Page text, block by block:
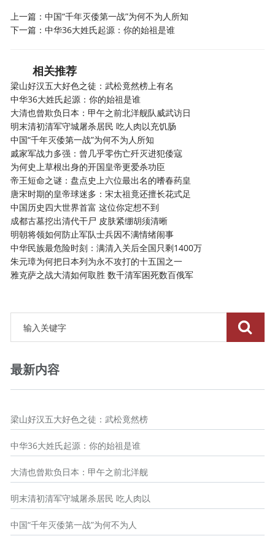
上一篇：中国“千年灭倭第一战”为何不为人所知
下一篇：中华36大姓氏起源：你的始祖是谁
相关推荐
梁山好汉五大好色之徒：武松竟然榜上有名
中华36大姓氏起源：你的始祖是谁
大清也曾欺负日本：甲午之前北洋舰队威武访日
明末清初清军守城屠杀居民 吃人肉以充饥肠
中国“千年灭倭第一战”为何不为人所知
戚家军战力多强：曾几乎零伤亡歼灭进犯倭寇
为何史上草根出身的开国皇帝更爱杀功臣
帝王短命之谜：盘点史上六位最出名的嗜春药皇
唐宋时期的皇帝球迷多：宋太祖竟还擅长花式足
中国历史四大世界首富 这位你定想不到
成都古墓挖出清代干尸 皮肤紧绷胡须清晰
明朝将领如何防止军队士兵因不满情绪闹事
中华民族最危险时刻：满清入关后全国只剩1400万
朱元璋为何把日本列为永不攻打的十五国之一
雅克萨之战大清如何取胜 数千清军困死数百俄军
最新内容
梁山好汉五大好色之徒：武松竟然榜
中华36大姓氏起源：你的始祖是谁
大清也曾欺负日本：甲午之前北洋舰
明末清初清军守城屠杀居民 吃人肉以
中国“千年灭倭第一战”为何不为人